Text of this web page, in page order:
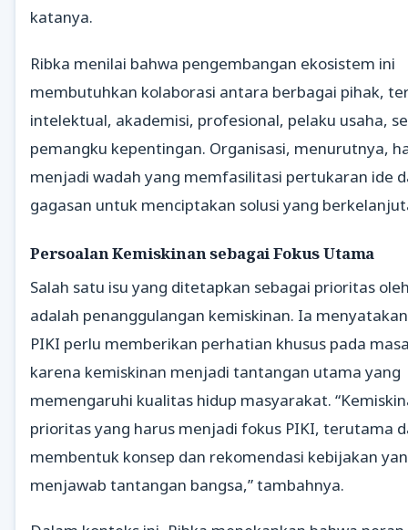
katanya.
Ribka menilai bahwa pengembangan ekosistem ini
membutuhkan kolaborasi antara berbagai pihak,
intelektual, akademisi, profesional, pelaku usaha,
pemangku kepentingan. Organisasi, menurutnya,
menjadi wadah yang memfasilitasi pertukaran ide
gagasan untuk menciptakan solusi yang
Persoalan Kemiskinan sebagai Fokus Utama
Salah satu isu yang ditetapkan sebagai prioritas
adalah penanggulangan kemiskinan. Ia
PIKI perlu memberikan perhatian khusus pada
karena kemiskinan menjadi tantangan utama yang
memengaruhi kualitas hidup masyarakat.
prioritas yang harus menjadi fokus PIKI, terutama
membentuk konsep dan rekomendasi kebijakan
menjawab tantangan bangsa,” tambahnya.